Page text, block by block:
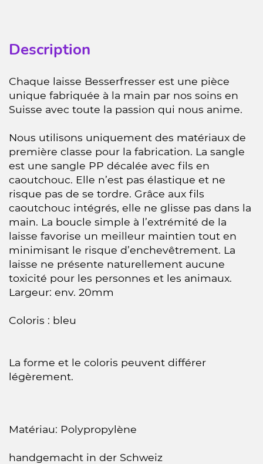
Description
Chaque laisse Besserfresser est une pièce
unique fabriquée à la main par nos soins en
Suisse avec toute la passion qui nous anime.
Nous utilisons uniquement des matériaux de
première classe pour la fabrication. La sangle
est une sangle PP décalée avec fils en
caoutchouc. Elle n’est pas élastique et ne
risque pas de se tordre. Grâce aux fils
caoutchouc intégrés, elle ne glisse pas dans la
main. La boucle simple à l’extrémité de la
laisse favorise un meilleur maintien tout en
minimisant le risque d’enchevêtrement. La
laisse ne présente naturellement aucune
toxicité pour les personnes et les animaux.
Largeur: env. 20mm
Coloris : bleu
La forme et le coloris peuvent différer
légèrement.
Matériau: Polypropylène
handgemacht in der Schweiz